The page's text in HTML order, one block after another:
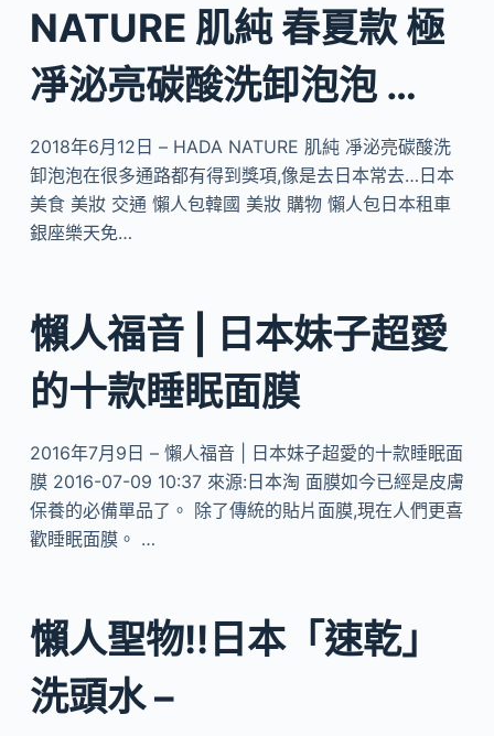
NATURE 肌純 春夏款 極
凈泌亮碳酸洗卸泡泡 …
2018年6月12日 – HADA NATURE 肌純 凈泌亮碳酸洗
卸泡泡在很多通路都有得到獎項,像是去日本常去…日本
美食 美妝 交通 懶人包韓國 美妝 購物 懶人包日本租車
銀座樂天免…
懶人福音 | 日本妹子超愛
的十款睡眠面膜
2016年7月9日 – 懶人福音 | 日本妹子超愛的十款睡眠面
膜 2016-07-09 10:37 來源:日本淘 面膜如今已經是皮膚
保養的必備單品了。 除了傳統的貼片面膜,現在人們更喜
歡睡眠面膜。 …
懶人聖物!!日本「速乾」
洗頭水 –